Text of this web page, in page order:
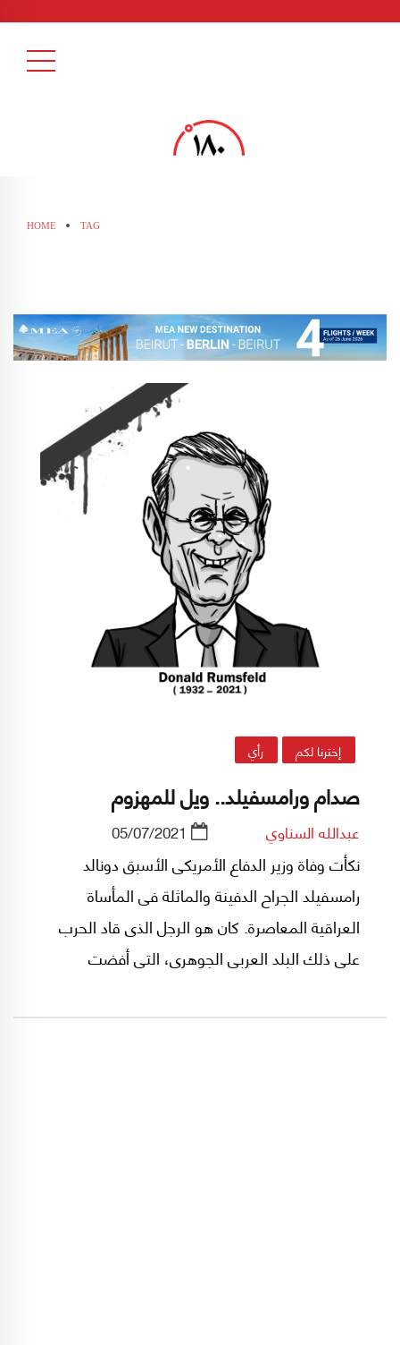
HOME TAG
إخترنا لكم رأي
صدام ورامسفيلد.. ويل للمهزوم
عبدالله السناوي 05/07/2021
نكأت وفاة وزير الدفاع الأمريكى الأسبق دونالد
رامسفيلد الجراح الدفينة والماثلة فى المأساة
العراقية المعاصرة. كان هو الرجل الذى قاد الحرب
على ذلك البلد العربى الجوهرى، التى أفضت
للعالم العربى بصورة فادحة ومأساوية.